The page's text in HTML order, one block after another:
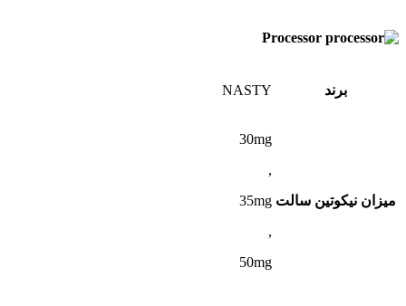
Processor
برند NASTY
میزان نیکوتین سالت
30mg
,
35mg
,
50mg